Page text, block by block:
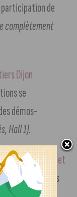
de
complètement
Dijon
se
démos-
Hall 1).
jeunes espoirs et
des Cuisiniers